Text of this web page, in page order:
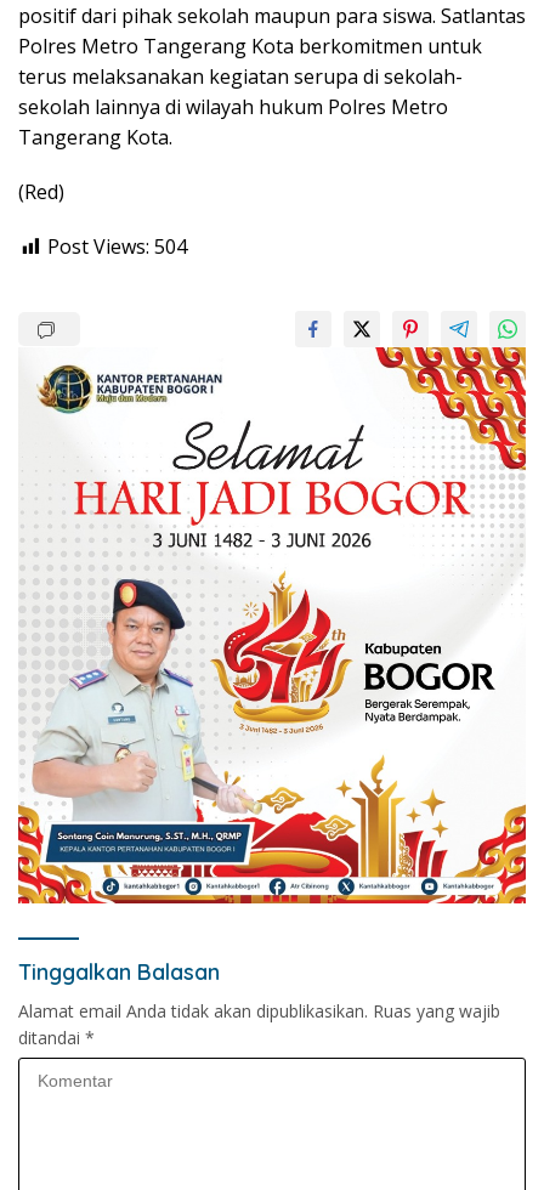
positif dari pihak sekolah maupun para siswa. Satlantas
Polres Metro Tangerang Kota berkomitmen untuk
terus melaksanakan kegiatan serupa di sekolah-
sekolah lainnya di wilayah hukum Polres Metro
Tangerang Kota.
(Red)
Post Views: 504
Tinggalkan Balasan
Alamat email Anda tidak akan dipublikasikan. Ruas yang wajib
ditandai *